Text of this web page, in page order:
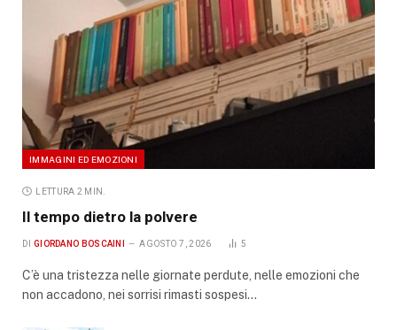
IMMAGINI ED EMOZIONI
LETTURA 2 MIN.
Il tempo dietro la polvere
DI GIORDANO BOSCAINI AGOSTO 7, 2026 5
C’è una tristezza nelle giornate perdute, nelle emozioni che
non accadono, nei sorrisi rimasti sospesi…